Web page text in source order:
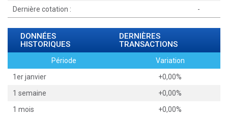
Dernière cotation :
-
DONNÉES
HISTORIQUES
DERNIÈRES
TRANSACTIONS
Période
Variation
1er janvier
+0,00%
1 semaine
+0,00%
1 mois
+0,00%